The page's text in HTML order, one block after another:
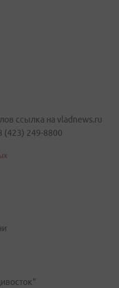
ссылка на vladnews.ru
(423) 249-8800